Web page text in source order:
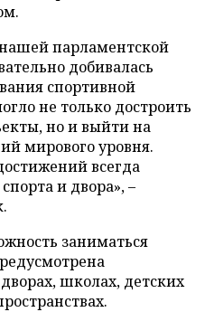
парламентской
добивалась
спортивной
не только достроить
но и выйти на
мирового уровня.
всегда
и двора», –
заниматься
школах, детских